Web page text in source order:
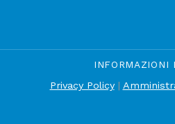
INFORMAZIONI
Privacy Policy|